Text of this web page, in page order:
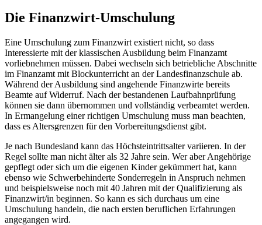
Die Finanzwirt-Umschulung
Eine Umschulung zum Finanzwirt existiert nicht, so dass
Interessierte mit der klassischen Ausbildung beim Finanzamt
vorliebnehmen müssen. Dabei wechseln sich betriebliche Abschnitte
im Finanzamt mit Blockunterricht an der Landesfinanzschule ab.
Während der Ausbildung sind angehende Finanzwirte bereits
Beamte auf Widerruf. Nach der bestandenen Laufbahnprüfung
können sie dann übernommen und vollständig verbeamtet werden.
In Ermangelung einer richtigen Umschulung muss man beachten,
dass es Altersgrenzen für den Vorbereitungsdienst gibt.
Je nach Bundesland kann das Höchsteintrittsalter variieren. In der
Regel sollte man nicht älter als 32 Jahre sein. Wer aber Angehörige
gepflegt oder sich um die eigenen Kinder gekümmert hat, kann
ebenso wie Schwerbehinderte Sonderregeln in Anspruch nehmen
und beispielsweise noch mit 40 Jahren mit der Qualifizierung als
Finanzwirt/in beginnen. So kann es sich durchaus um eine
Umschulung handeln, die nach ersten beruflichen Erfahrungen
angegangen wird.